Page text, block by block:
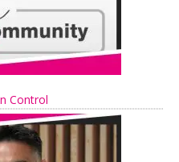
Control